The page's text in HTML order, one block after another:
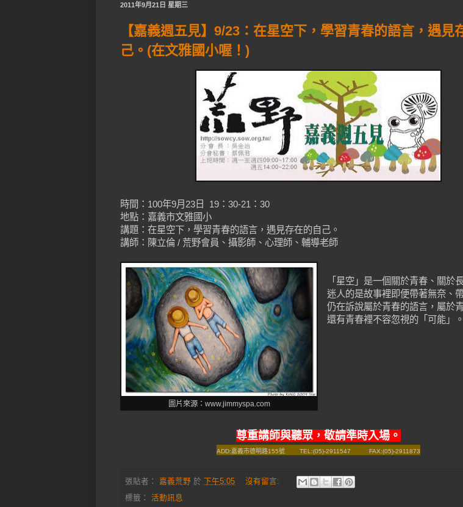
2011年9月21日 星期三
【嘉義週五見】9/23：在星空下，學習青春的語言，遇見
己。(在文雅國小喔！)
時間：100年9月23日 19：30-21：30
地點：嘉義市文雅國小
講題：在星空下，學習青春的語言，遇見存在的自己。
講師：陳立倫 / 荒野會員、攝影師、心理師、輔導老師
圖片來源：www.jimmyspa.com
「星空」是一個關於青春、關於
迷人的是故事裡即便帶著無奈、
仍在訴說屬於青春的語言，屬於
還有青春裡不容忽視的「可能」。
尊重講師與聽眾，敬請準時入場。
ADD:嘉義市德明路155號 TEL:(05)-2911547 FAX:(05)-2911873
張貼者： 嘉義荒野 於 下午5:05
沒有留言:
標籤： 活動訊息